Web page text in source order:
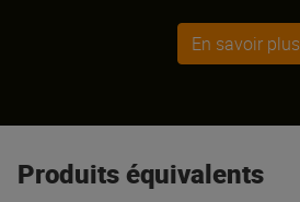
En savoir plus
Produits équivalents